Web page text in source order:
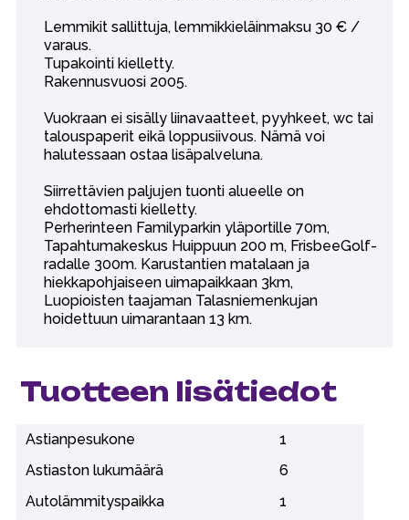
Lemmikit sallittuja, lemmikkieläinmaksu 30 € /
varaus.
Tupakointi kielletty.
Rakennusvuosi 2005.
Vuokraan ei sisälly liinavaatteet, pyyhkeet, wc tai
talouspaperit eikä loppusiivous. Nämä voi
halutessaan ostaa lisäpalveluna.
Siirrettävien paljujen tuonti alueelle on
ehdottomasti kielletty.
Perherinteen Familyparkin yläportille 70m,
Tapahtumakeskus Huippuun 200 m, FrisbeeGolf-
radalle 300m. Karustantien matalaan ja
hiekkapohjaiseen uimapaikkaan 3km,
Luopioisten taajaman Talasniemenkujan
hoidettuun uimarantaan 13 km.
Tuotteen lisätiedot
Astianpesukone
1
Astiaston lukumäärä
6
Autolämmityspaikka
1